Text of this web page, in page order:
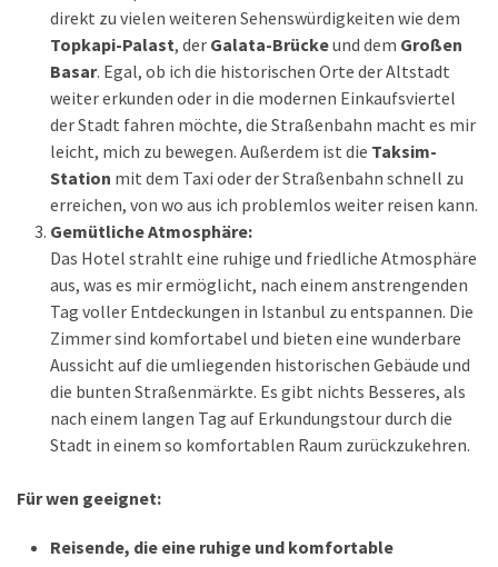
direkt zu vielen weiteren Sehenswürdigkeiten wie dem
Topkapi-Palast, der Galata-Brückeund dem Großen
Basar. Egal, ob ich die historischen Orte der Altstadt
weiter erkunden oder in die modernen Einkaufsviertel
der Stadt fahren möchte, die Straßenbahn macht es mir
leicht, mich zu bewegen. Außerdem ist die Taksim-
Station mit dem Taxi oder der Straßenbahn schnell zu
erreichen, von wo aus ich problemlos weiter reisen kann.
Gemütliche Atmosphäre:
Das Hotel strahlt eine ruhige und friedliche Atmosphäre
aus, was es mir ermöglicht, nach einem anstrengenden
Tag voller Entdeckungen in Istanbul zu entspannen. Die
Zimmer sind komfortabel und bieten eine wunderbare
Aussicht auf die umliegenden historischen Gebäude und
die bunten Straßenmärkte. Es gibt nichts Besseres, als
nach einem langen Tag auf Erkundungstour durch die
Stadt in einem so komfortablen Raum zurückzukehren.
Für wen geeignet:
Reisende, die eine ruhige und komfortable